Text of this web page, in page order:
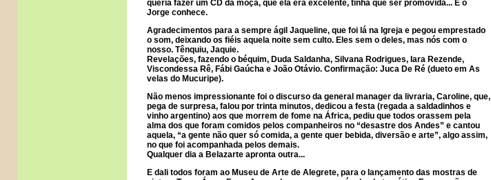
queria fazer um CD da moça, que ela era excelente, tinha que ser promovida... E o
Jorge conhece.
Agradecimentos para a sempre ágil Jaqueline, que foi lá na Igreja e pegou emprestado
o som, deixando os fiéis aquela noite sem culto. Eles sem o deles, mas nós com o
nosso. Tênquiu, Jaquie.
Revelações, fazendo o béquim, Duda Saldanha, Silvana Rodrigues, Iara Rezende,
Viscondessa Rê, Fábi Gaúcha e João Otávio. Confirmação: Juca De Ré (dueto em As
velas do Mucuripe).
Não menos impressionante foi o discurso da general manager da livraria, Caroline, que,
pega de surpresa, falou por trinta minutos, dedicou a festa (regada a saldadinhos e
vinho argentino) aos que morrem de fome na África, pediu que todos orassem pela
alma dos que foram comidos pelos companheiros no “desastre dos Andes” e cantou
aquela, “a gente não quer só comida, a gente quer bebida, diversão e arte”, algo assim,
no que foi acompanhada pelos demais.
Qualquer dia a Belazarte apronta outra...
E dali todos foram ao Museu de Arte de Alegrete, para o lançamento das mostras de